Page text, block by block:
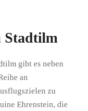
Stadtilm
gibt es neben
an
zu
Ehrenstein, die